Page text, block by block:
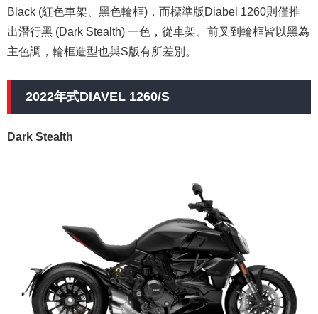
Black (紅色車架、黑色輪框)，而標準版Diabel 1260則僅推
出潛行黑 (Dark Stealth) 一色，從車架、前叉到輪框皆以黑為
主色調，輪框造型也與S版有所差別。
2022年式DIAVEL 1260/S
Dark Stealth